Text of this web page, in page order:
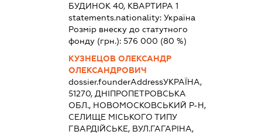
БУДИНОК 40, КВАРТИРА 1
statements.nationality: Україна
Розмір внеску до статутного
фонду (грн.): 576 000 (80 %)
КУЗНЕЦОВ ОЛЕКСАНДР
ОЛЕКСАНДРОВИЧ
dossier.founderAddressУКРАЇНА,
51270, ДНІПРОПЕТРОВСЬКА
ОБЛ., НОВОМОСКОВСЬКИЙ Р-Н,
СЕЛИЩЕ МІСЬКОГО ТИПУ
ГВАРДІЙСЬКЕ, ВУЛ.ГАГАРІНА,